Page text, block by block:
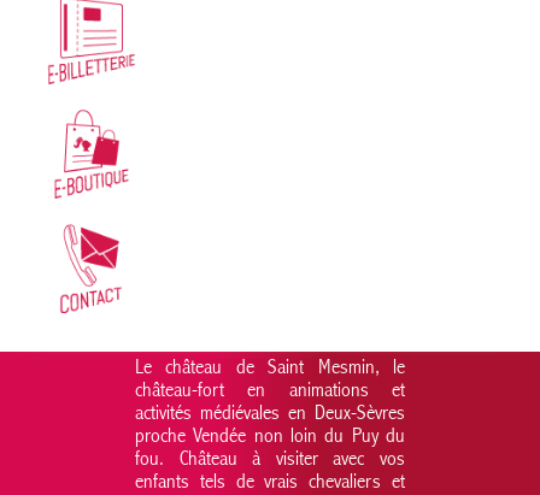
Le château de Saint Mesmin, le
château-fort en animations et
activités médiévales en Deux-Sèvres
proche Vendée non loin du Puy du
fou. Château à visiter avec vos
enfants tels de vrais chevaliers et